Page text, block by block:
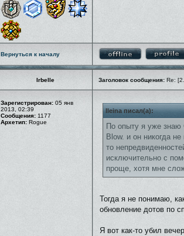
Вернуться к началу
Irbelle Заголовок сообщения: Re:
Зарегистрирован: 05 янв
2013, 02:39
Сообщения: 1177
Архетип: Rogue
Ileina писал(а):
По опыту я уже знаю
Blow. и он никогда
то
исключительно с
проще, хотя мне
Тогда я не понимаю,
обновление дотов по
Я вот как-то убил